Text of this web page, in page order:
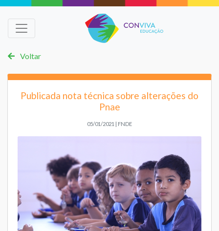
Voltar
Publicada nota técnica sobre alterações do
Pnae
05/01/2021 | FNDE